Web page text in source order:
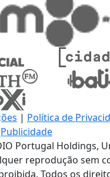
| Política de
Publicidade
Portugal Holdings,
reprodução sem
Todos os